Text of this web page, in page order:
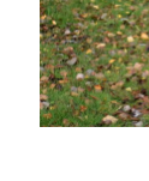
april 2024
mars 2024
februari 2024
januari 2024